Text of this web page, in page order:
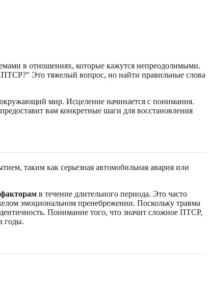
в отношениях, которые кажутся непреодолимыми.
Это тяжелый вопрос, но найти правильные слова
окружающий мир. Исцеление начинается с понимания.
вам конкретные шаги для восстановления
таким как серьезная автомобильная авария или
в течение длительного периода. Это часто
эмоциональном пренебрежении. Поскольку травма
Понимание того, что значит сложное ПТСР,
годы.